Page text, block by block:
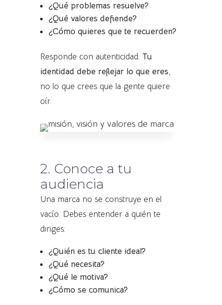
¿Qué problemas resuelve?
¿Qué valores defiende?
¿Cómo quieres que te recuerden?
Responde con autenticidad. Tu
identidad debe reflejar lo que eres,
no lo que crees que la gente quiere
oír.
2. Conoce a tu
audiencia
Una marca no se construye en el
vacío. Debes entender a quién te
diriges:
¿Quién es tu cliente ideal?
¿Qué necesita?
¿Qué le motiva?
¿Cómo se comunica?